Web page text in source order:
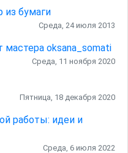
из бумаги
Среда, 24 июля 2013
oksana_somati
Среда, 11 ноября 2020
Пятница, 18 декабря 2020
работы: идеи и
Среда, 6 июля 2022